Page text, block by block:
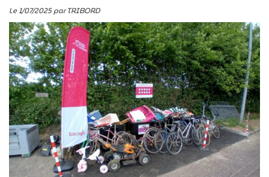
Le 1/07/2025 par TRIBORD